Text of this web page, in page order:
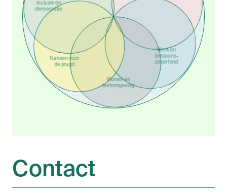
Werk en
bestaans­
zekerheid
leefomgeving
Kansen voor
de jeugd
Contact